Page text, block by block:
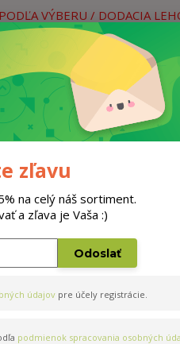
VÝBERU / DODACIA
Hľadať
Neviete si rady? Zavolajte.
Postele
zľavu
na celý náš sortiment.
a zľava je Vaša :)
Odoslať
údajov pre účely registrácie.
podmienok spracovania osobných